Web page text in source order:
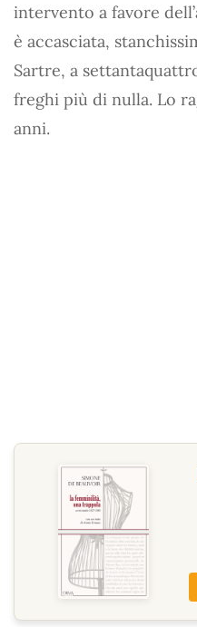
intervento a favore
è accasciata,
Sartre, a
freghi più di nulla. Lo
anni.